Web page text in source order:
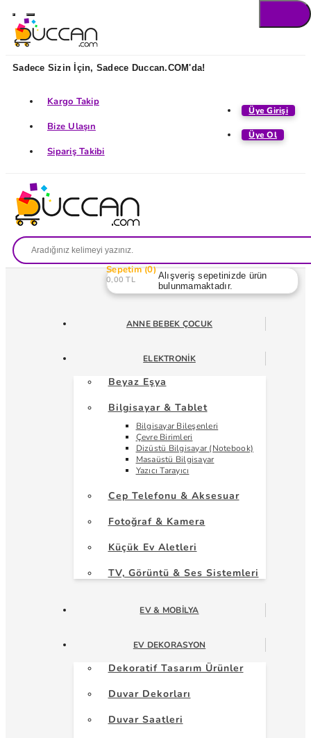
Sadece Sizin İçin, Sadece Duccan.COM'da!
Üye Girişi
Üye Ol
Kargo Takip
Bize Ulaşın
Sipariş Takibi
Sepetim 0
0,00 TL
Alışveriş sepetinizde ürün
bulunmamaktadır.
ANNE BEBEK ÇOCUK
ELEKTRONIK
Beyaz Eşya
Bilgisayar & Tablet
Bilgisayar Bileşenleri
Çevre Birimleri
Dizüstü Bilgisayar (Notebook)
Masaüstü Bilgisayar
Yazıcı Tarayıcı
Cep Telefonu & Aksesuar
Fotoğraf & Kamera
Küçük Ev Aletleri
TV, Görüntü & Ses Sistemleri
EV & MOBILYA
EV DEKORASYON
Dekoratif Tasarım Ürünler
Duvar Dekorları
Duvar Saatleri